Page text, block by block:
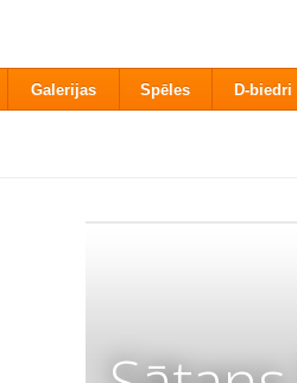
Galerijas Spēles D-biedri